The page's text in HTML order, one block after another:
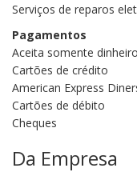
Serviços de reparos
Pagamentos
Aceita somente dinheiro
Cartões de crédito
American Express
Cartões de débito
Cheques
Da Empresa